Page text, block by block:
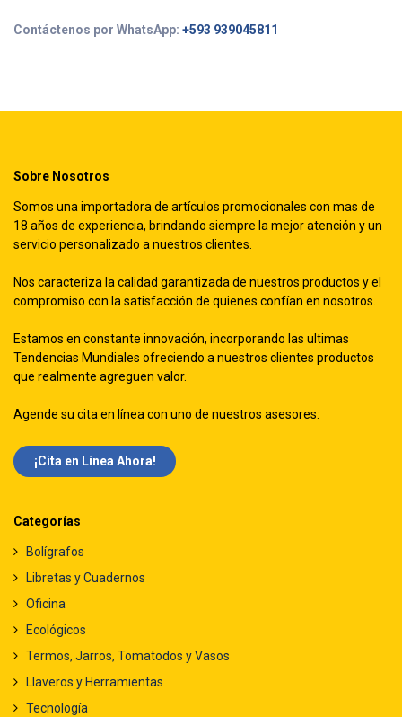
Contáctenos por WhatsApp: +593 939045811
Sobre Nosotros
Somos una importadora de artículos promocionales con mas de
18 años de experiencia, brindando siempre la mejor atención y un
servicio personalizado a nuestros clientes.
Nos caracteriza la calidad garantizada de nuestros productos y el
compromiso con la satisfacción de quienes confían en nosotros.
Estamos en constante innovación, incorporando las ultimas
Tendencias Mundiales ofreciendo a nuestros clientes productos
que realmente agreguen valor.
Agende su cita en línea con uno de nuestros asesores:
¡Cita en Línea Ah​​ora!
Categorías
Bolígrafos
Libretas y Cuadernos
Oficina
Ecológicos
Termos, Jarros, Tomatodos y Vasos
Llaveros y Herramientas
Tecnología